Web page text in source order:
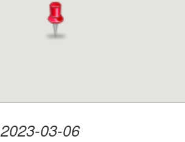
2023-03-06